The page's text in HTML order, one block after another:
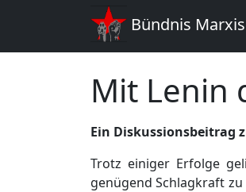
Bündnis
Mit Lenin
Ein Diskussionsbeitrag
Trotz einiger Erfolge
genügend Schlagkraft